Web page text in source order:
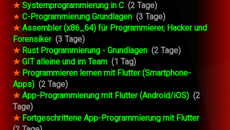
★ Systemprogrammierung in C (2 Tage)
★ C-Programmierung Grundlagen (3 Tage)
★ Assembler (x86_64) für Programmierer, Hacker und
Forensiker (3 Tage)
★ Rust Programmierung - Grundlagen (2 Tage)
★ GIT alleine und im Team (1 Tag)
★ Programmieren lernen mit Flutter (Smartphone-
Apps) (2 Tage)
★ App-Programmierung mit Flutter (Android/iOS) (2
Tage)
★ Fortgeschrittene App-Programmierung mit Flutter